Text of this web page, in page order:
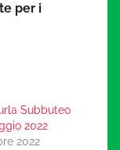
per i
Subbuteo
2022
2022